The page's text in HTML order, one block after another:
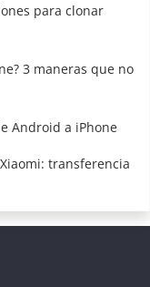
para clonar
3 maneras que no
Android a iPhone
transferencia